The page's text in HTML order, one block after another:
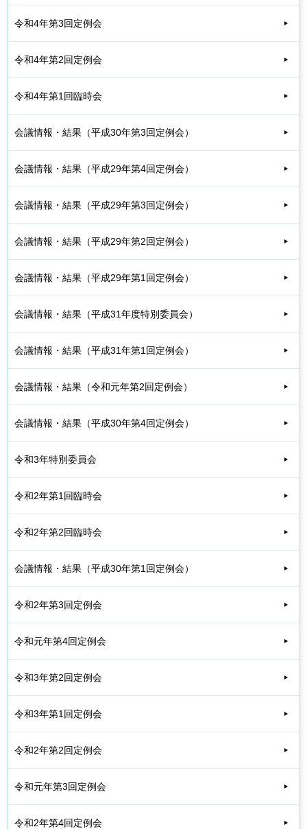
令和4年第3回定例会
令和4年第2回定例会
令和4年第1回臨時会
会議情報・結果（平成30年第3回定例会）
会議情報・結果（平成29年第4回定例会）
会議情報・結果（平成29年第3回定例会）
会議情報・結果（平成29年第2回定例会）
会議情報・結果（平成29年第1回定例会）
会議情報・結果（平成31年度特別委員会）
会議情報・結果（平成31年第1回定例会）
会議情報・結果（令和元年第2回定例会）
会議情報・結果（平成30年第4回定例会）
令和3年特別委員会
令和2年第1回臨時会
令和2年第2回臨時会
会議情報・結果（平成30年第1回定例会）
令和2年第3回定例会
令和元年第4回定例会
令和3年第2回定例会
令和3年第1回定例会
令和2年第2回定例会
令和元年第3回定例会
令和2年第4回定例会